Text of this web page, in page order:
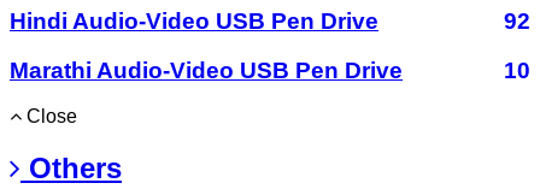
Hindi Audio-Video USB Pen Drive
92
Marathi Audio-Video USB Pen Drive
10
Close
Others